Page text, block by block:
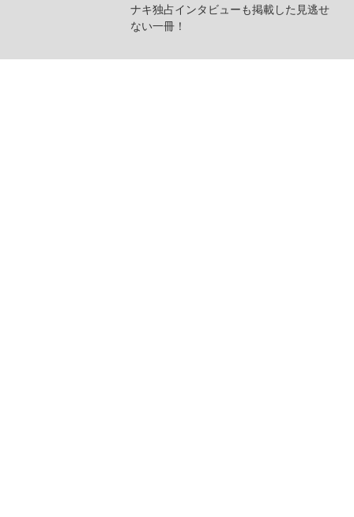
ナキ独占インタビューも掲載した見逃せ
ない一冊！